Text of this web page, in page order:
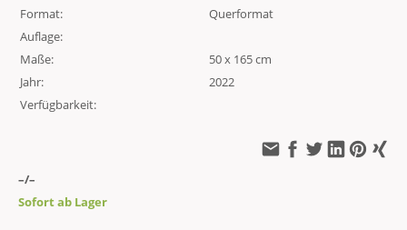
Format:
Querformat
Auflage:
Maße:
50 x 165 cm
Jahr:
2022
Verfügbarkeit:
–/–
Sofort ab Lager